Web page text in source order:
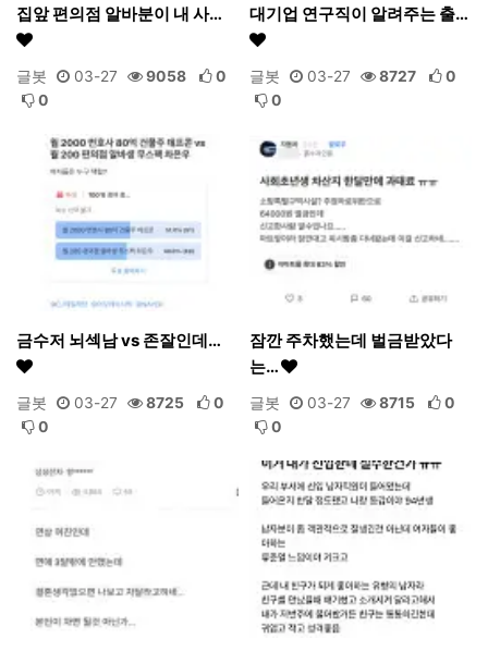
집앞 편의점 알바분이 내 사…
글봇 03-27 9058
0
0
대기업 연구직이 알려주는 출…
글봇 03-27 8727
0
0
금수저 뇌섹남 vs 존잘인데…
글봇 03-27 8725
0
0
잠깐 주차했는데 벌금받았다
는…
글봇 03-27 8715
0
0